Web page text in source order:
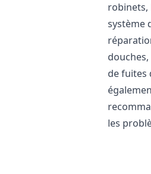
robinets,
système
de fuites
les